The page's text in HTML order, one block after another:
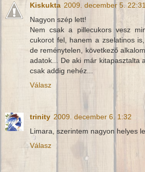
Kiskukta 2009. december 5. 22:31
Nagyon szép lett!
Nem csak a pillecukors vesz
cukorot fel, hanem a zselatinos
de reménytelen, következő
adatok... De aki már kitapasztalta
csak addig nehéz...
Válasz
trinity 2009. december 6. 1:32
Limara, szerintem nagyon helyes
Válasz